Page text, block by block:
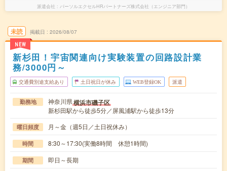
派遣会社 パーソルエクセルHRパートナーズ株式会社（エンジニア部門）
未読
NEW
掲載日 2026/08/07
新杉田！宇宙関連向け実験装置の回路設計業
務/3000円～
交通費別途支給あり 土日祝日が休み WEB登録OK 派遣
勤務地 神奈川県横浜市磯子区
新杉田駅から徒歩5分／屏風浦駅から徒歩13分
曜日頻度 月～金（週5日／土日祝休み）
時間 8:30～17:30(実働8時間 休憩1時間)
期間 即日～長期